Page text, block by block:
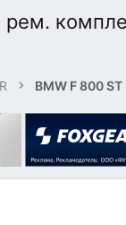
BMW F 800 ST